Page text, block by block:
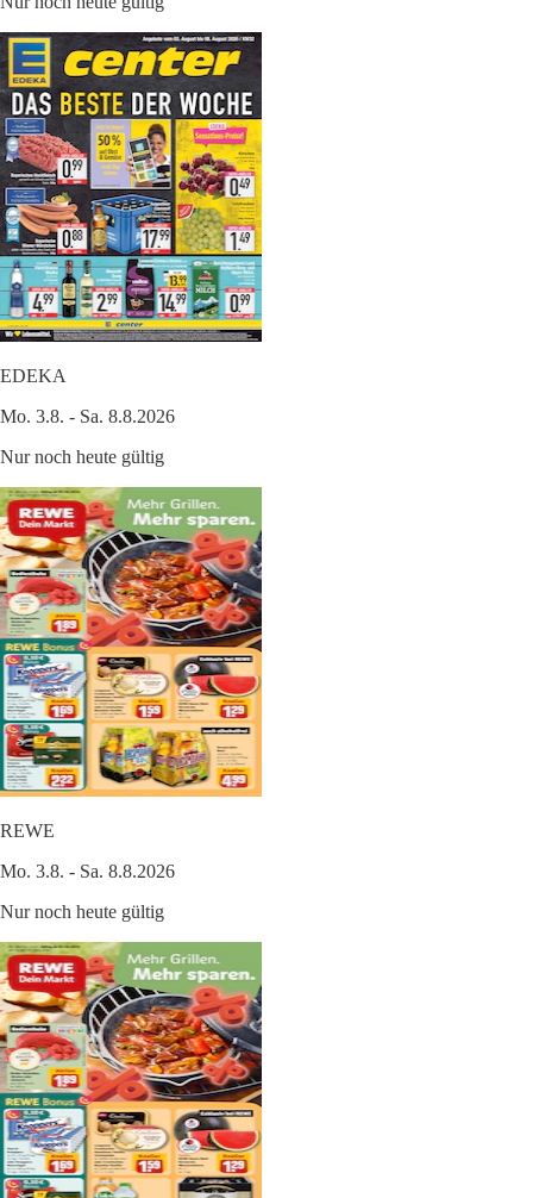
EDEKA
Mo. 3.8. - Sa. 8.8.2026
Nur noch heute gültig
REWE
Mo. 3.8. - Sa. 8.8.2026
Nur noch heute gültig